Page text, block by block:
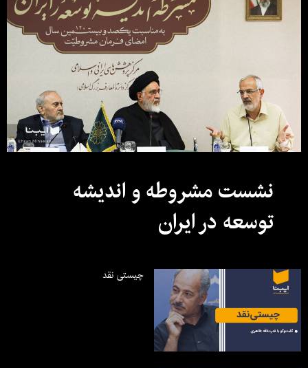
نشست مشروطه و اندیشه
توسعه در ایران
چیستی نقد